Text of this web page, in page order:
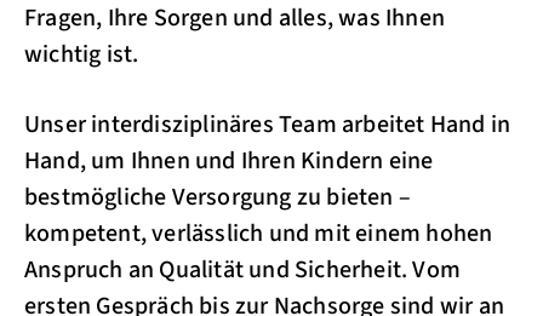
Fragen, Ihre Sorgen und alles, was Ihnen
wichtig ist.
Unser interdisziplinäres Team arbeitet Hand in
Hand, um Ihnen und Ihren Kindern eine
bestmögliche Versorgung zu bieten –
kompetent, verlässlich und mit einem hohen
Anspruch an Qualität und Sicherheit. Vom
ersten Gespräch bis zur Nachsorge sind wir an